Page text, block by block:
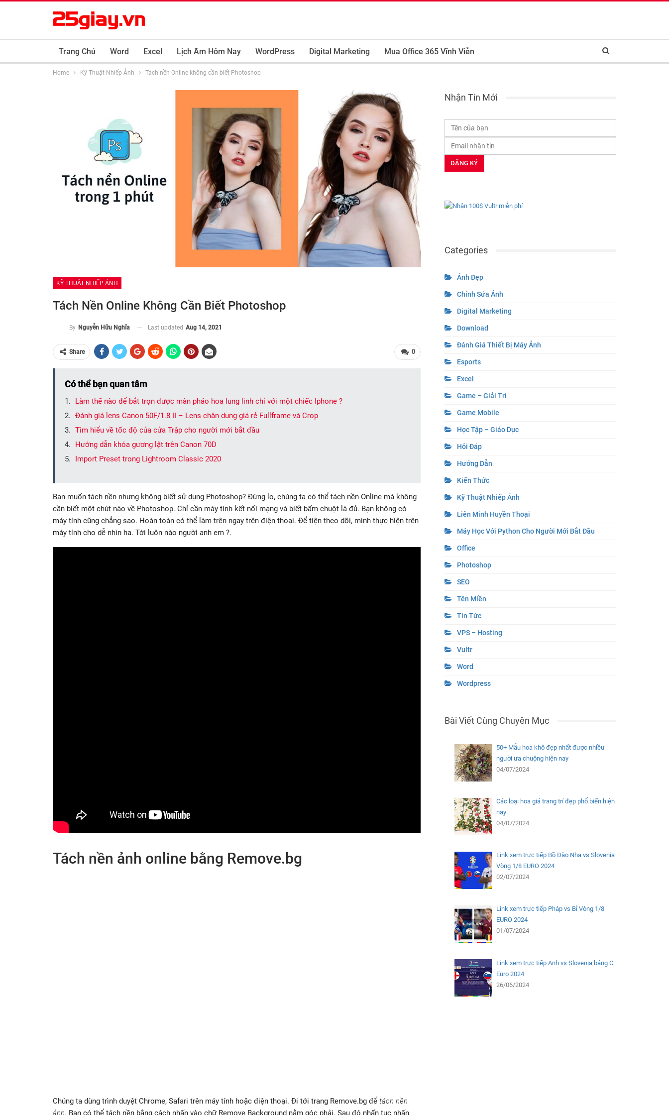
Trang Chủ Word Excel Lịch Âm Hôm Nay WordPress Digital Marketing Mua Office 365 Vĩnh Viễn
Home Kỹ Thuật Nhiếp Ảnh Tách nền Online không cần biết Photoshop
KỸ THUẬT NHIẾP ẢNH
Tách Nền Online Không Cần Biết Photoshop
By Nguyễn Hữu Nghĩa Last updated Aug 14, 2021
0
Share
Có thể bạn quan tâm
Làm thế nào để bắt trọn được màn pháo hoa lung linh chỉ với một chiếc Iphone ?
Đánh giá lens Canon 50F/1.8 II – Lens chân dung giá rẻ Fullframe và Crop
Tìm hiểu về tốc độ của cửa Trập cho người mới bắt đầu
Hướng dẫn khóa gương lật trên Canon 70D
Import Preset trong Lightroom Classic 2020
Bạn muốn tách nền nhưng không biết sử dụng Photoshop? Đừng lo, chúng ta có thể tách nền Online mà không
cần biết một chút nào về Photoshop. Chỉ cần máy tính kết nối mạng và biết bấm chuột là đủ. Bạn không có
máy tính cũng chẳng sao. Hoàn toàn có thể làm trên ngay trên điện thoại. Để tiện theo dõi, mình thực hiện trên
máy tính cho dễ nhìn ha. Tới luôn nào người anh em ?.
Tách nền ảnh online bằng Remove.bg
Chúng ta dùng trình duyệt Chrome, Safari trên máy tính hoặc điện thoại. Đi tới trang Remove.bg để tách nền
ảnh. Bạn có thể tách nền bằng cách nhấn vào chữ Remove Background nằm góc phải. Sau đó nhấn tục nhấn
Nhận Tin Mới
Categories
Ảnh Đẹp
Chỉnh Sửa Ảnh
Digital Marketing
Download
Đánh Giá Thiết Bị Máy Ảnh
Esports
Excel
Game – Giải Trí
Game Mobile
Học Tập – Giáo Dục
Hỏi Đáp
Hướng Dẫn
Kiến Thức
Kỹ Thuật Nhiếp Ảnh
Liên Minh Huyền Thoại
Máy Học Với Python Cho Người Mới Bắt Đầu
Office
Photoshop
SEO
Tên Miền
Tin Tức
VPS – Hosting
Vultr
Word
Wordpress
Bài Viết Cùng Chuyên Mục
50+ Mẫu hoa khô đẹp nhất được nhiều
người ưa chuộng hiện nay
04/07/2024
Các loại hoa giả trang trí đẹp phổ biến hiện
nay
04/07/2024
Link xem trực tiếp Bồ Đào Nha vs Slovenia
Vòng 1/8 EURO 2024
02/07/2024
Link xem trực tiếp Pháp vs Bỉ Vòng 1/8
EURO 2024
01/07/2024
Link xem trực tiếp Anh vs Slovenia bảng C
Euro 2024
26/06/2024